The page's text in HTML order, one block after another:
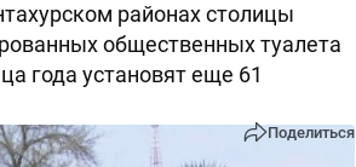
районах столицы
общественных туалета
года установят еще 61
Поделиться